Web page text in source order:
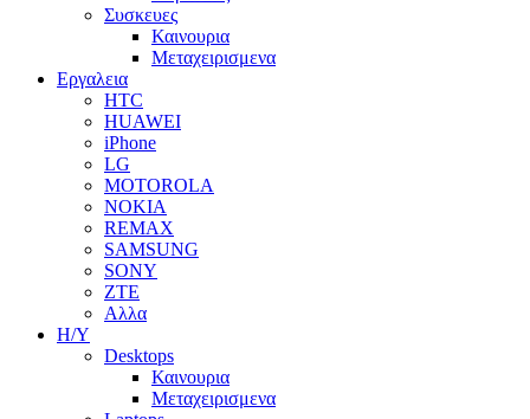
Συσκευες
Καινουρια
Μεταχειρισμενα
Εργαλεια
HTC
HUAWEI
iPhone
LG
MOTOROLA
NOKIA
REMAX
SAMSUNG
SONY
ZTE
Αλλα
Η/Υ
Desktops
Καινουρια
Μεταχειρισμενα